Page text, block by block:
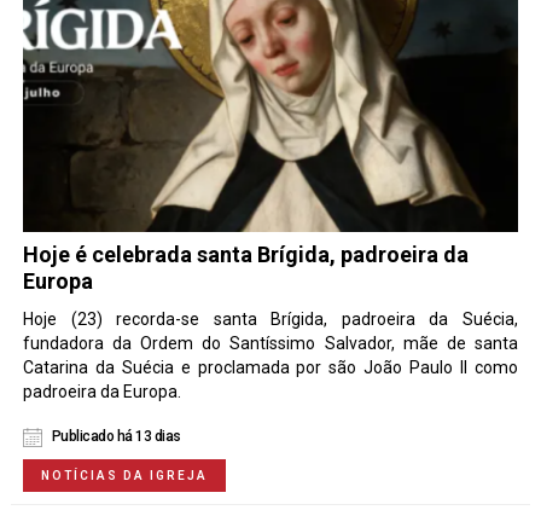
Hoje é celebrada santa Brígida, padroeira da
Europa
Hoje (23) recorda-se santa Brígida, padroeira da Suécia,
fundadora da Ordem do Santíssimo Salvador, mãe de santa
Catarina da Suécia e proclamada por são João Paulo II como
padroeira da Europa.
Publicado há 13 dias
NOTÍCIAS DA IGREJA